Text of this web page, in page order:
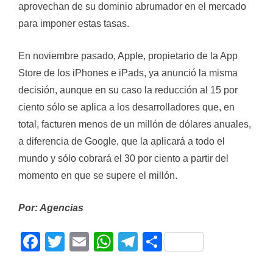
aprovechan de su dominio abrumador en el mercado
para imponer estas tasas.
En noviembre pasado, Apple, propietario de la App
Store de los iPhones e iPads, ya anunció la misma
decisión, aunque en su caso la reducción al 15 por
ciento sólo se aplica a los desarrolladores que, en
total, facturen menos de un millón de dólares anuales,
a diferencia de Google, que la aplicará a todo el
mundo y sólo cobrará el 30 por ciento a partir del
momento en que se supere el millón.
Por: Agencias
Facebook
Twitter
EmailWhatsApp
Telegram
Compartir